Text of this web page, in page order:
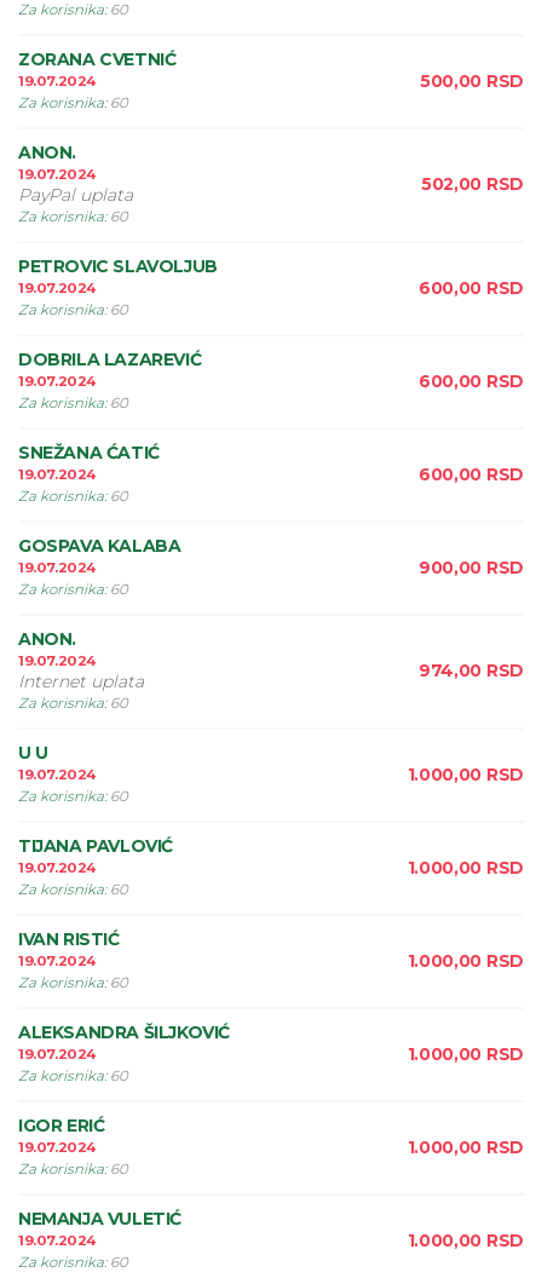
Za korisnika: 60
ZORANA CVETNIĆ
19.07.2024
Za korisnika: 60
500,00 RSD
ANON.
19.07.2024
PayPal uplata
Za korisnika: 60
502,00 RSD
PETROVIC SLAVOLJUB
19.07.2024
Za korisnika: 60
600,00 RSD
DOBRILA LAZAREVIĆ
19.07.2024
Za korisnika: 60
600,00 RSD
SNEŽANA ĆATIĆ
19.07.2024
Za korisnika: 60
600,00 RSD
GOSPAVA KALABA
19.07.2024
Za korisnika: 60
900,00 RSD
ANON.
19.07.2024
Internet uplata
Za korisnika: 60
974,00 RSD
U U
19.07.2024
Za korisnika: 60
1.000,00 RSD
TIJANA PAVLOVIĆ
19.07.2024
Za korisnika: 60
1.000,00 RSD
IVAN RISTIĆ
19.07.2024
Za korisnika: 60
1.000,00 RSD
ALEKSANDRA ŠILJKOVIĆ
19.07.2024
Za korisnika: 60
1.000,00 RSD
IGOR ERIĆ
19.07.2024
Za korisnika: 60
1.000,00 RSD
NEMANJA VULETIĆ
19.07.2024
Za korisnika: 60
1.000,00 RSD